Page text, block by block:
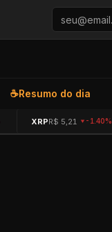
☕Resumo do dia
XRPR$ 5,21 -1.40%